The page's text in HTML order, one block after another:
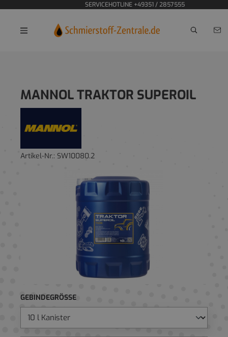
SERVICEHOTLINE +49351 / 2857555
MANNOL TRAKTOR SUPEROIL
Artikel-Nr.: SW10080.2
GEBINDEGRÖSSE